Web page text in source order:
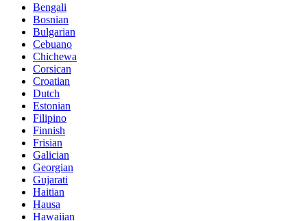
Bengali
Bosnian
Bulgarian
Cebuano
Chichewa
Corsican
Croatian
Dutch
Estonian
Filipino
Finnish
Frisian
Galician
Georgian
Gujarati
Haitian
Hausa
Hawaiian